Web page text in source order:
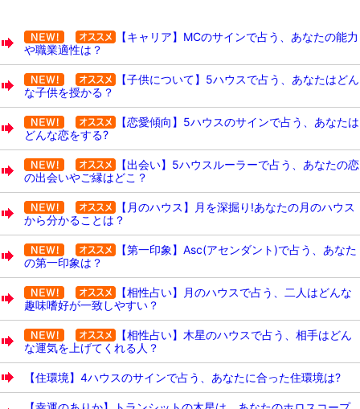
【キャリア】MCのサインで占う、あなたの能力
や職業適性は？
【子供について】5ハウスで占う、あなたはどん
な子供を授かる？
【恋愛傾向】5ハウスのサインで占う、あなたは
どんな恋をする?
【出会い】5ハウスルーラーで占う、あなたの恋
の出会いやご縁はどこ？
【月のハウス】月を深掘り!あなたの月のハウス
から分かることは？
【第一印象】Asc(アセンダント)で占う、あなた
の第一印象は？
【相性占い】月のハウスで占う、二人はどんな
趣味嗜好が一致しやすい？
【相性占い】木星のハウスで占う、相手はどん
な運気を上げてくれる人？
【住環境】4ハウスのサインで占う、あなたに合った住環境は?